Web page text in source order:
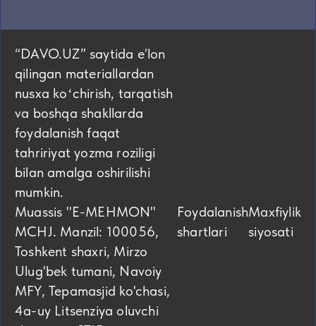
“DAVO.UZ” saytida eʼlon
qilingan materiallardan
nusxa koʻchirish, tarqatish
va boshqa shakllarda
foydalanish faqat
tahririyat yozma roziligi
bilan amalga oshirilishi
mumkin.
Muassis "E-MEHMON"
MCHJ. Manzil: 100056,
Toshkent shaxri, Mirzo
Ulug'bek tumani, Navoiy
MFY, Tepamasjid ko'chasi,
4а-uy Litsenziya oluvchi
Foydalanish
shartlari
Maxfiylik
siyosati